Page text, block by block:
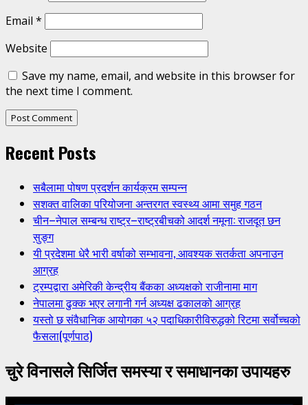
Email *
Website
Save my name, email, and website in this browser for
the next time I comment.
Recent Posts
सबैलामा पोषण प्रदर्शन कार्यक्रम सम्पन्न
सशक्त वालिका परियोजना अन्तरगत स्वस्थ्य आमा समुह गठन
चीन–नेपाल सम्बन्ध राष्ट्र–राष्ट्रबीचको आदर्श नमूना: राजदूत छन
सुङ्ग
यी प्रदेशमा धेरै भारी वर्षाको सम्भावना, आवश्यक सतर्कता अपनाउन
आग्रह
ट्रम्पद्वारा अमेरिकी केन्द्रीय बैंकका अध्यक्षको राजीनामा माग
नेपालमा ढुक्क भएर लगानी गर्न अध्यक्ष ढकालको आग्रह
यस्तो छ संवैधानिक आयोगका ५२ पदाधिकारीविरुद्धको रिटमा सर्वोच्चको
फैसला(पूर्णपाठ)
चुरे विनासले सिर्जित समस्या र समाधानका उपायहरु